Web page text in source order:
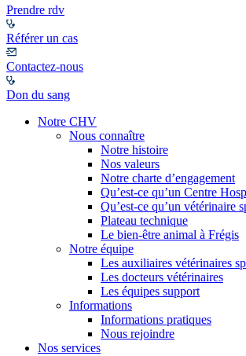
Prendre rdv
Référer un cas
Contactez-nous
Don du sang
Notre CHV
Nous connaître
Notre histoire
Nos valeurs
Notre charte d’engagement
Qu’est-ce qu’un Centre
Qu’est-ce qu’un vétérinaire
Plateau technique
Le bien-être animal à Frégis
Notre équipe
Les auxiliaires vétérinaires
Les docteurs vétérinaires
Les équipes support
Informations
Informations pratiques
Nous rejoindre
Nos services